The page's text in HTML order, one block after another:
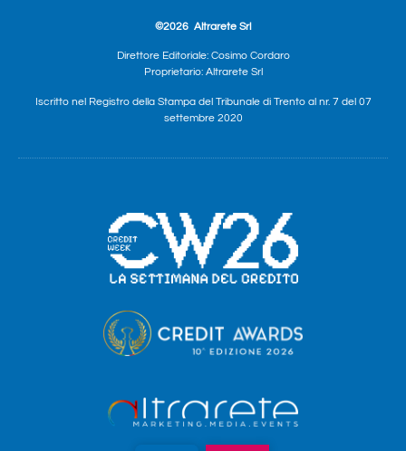
©2026 Altrarete Srl
Direttore Editoriale: Cosimo Cordaro
Proprietario: Altrarete Srl
Iscritto nel Registro della Stampa del Tribunale di Trento al nr. 7 del 07
settembre 2020